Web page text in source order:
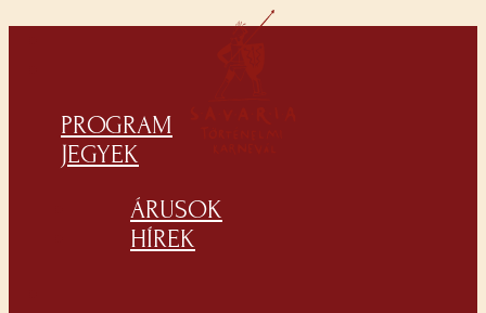
PROGRAM
JEGYEK
ÁRUSOK
HÍREK